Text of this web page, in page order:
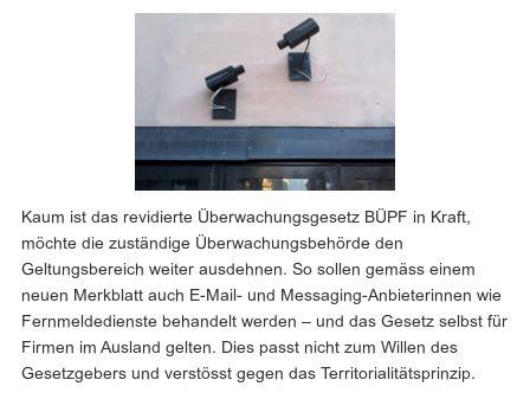
Kaum ist das revidierte Überwachungsgesetz BÜPF in Kraft,
möchte die zuständige Überwachungsbehörde den
Geltungsbereich weiter ausdehnen. So sollen gemäss einem
neuen Merkblatt auch E-Mail- und Messaging-Anbieterinnen wie
Fernmeldedienste behandelt werden – und das Gesetz selbst für
Firmen im Ausland gelten. Dies passt nicht zum Willen des
Gesetzgebers und verstösst gegen das Territorialitätsprinzip.